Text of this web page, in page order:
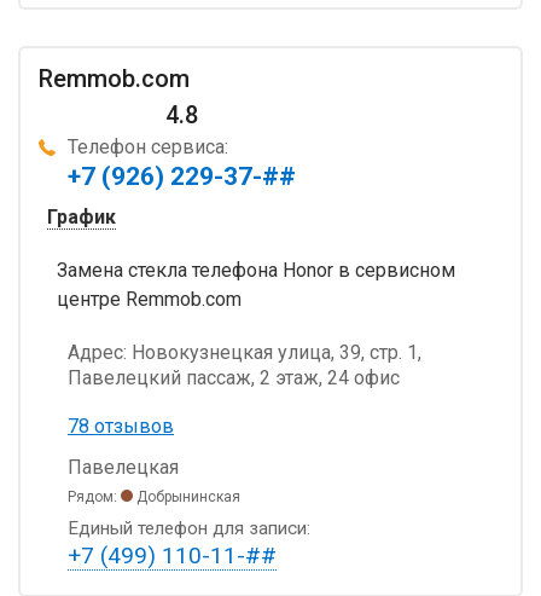
Remmob.com
4.8
Телефон сервиса:
+7 (926) 229-37-##
График
Замена стекла телефона Honor в сервисном
центре Remmob.com
Адрес: Новокузнецкая улица, 39, стр. 1,
Павелецкий пассаж, 2 этаж, 24 офис
78 отзывов
Павелецкая
Рядом: Добрынинская
Единый телефон для записи:
+7 (499) 110-11-##